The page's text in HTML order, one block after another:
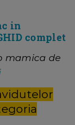
in
complet
mamica de